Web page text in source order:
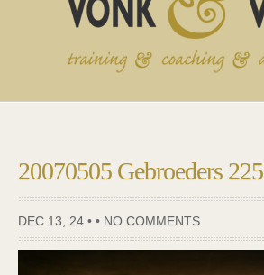
20070505 Gebroeders 225
DEC 13, 24 • • NO COMMENTS